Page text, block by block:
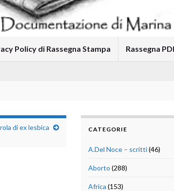
Policy di Rassegna Stampa Rassegna
di ex lesbica CATEGORIE
A.Del Noce – scritti(46)
Aborto (288)
Africa (153)